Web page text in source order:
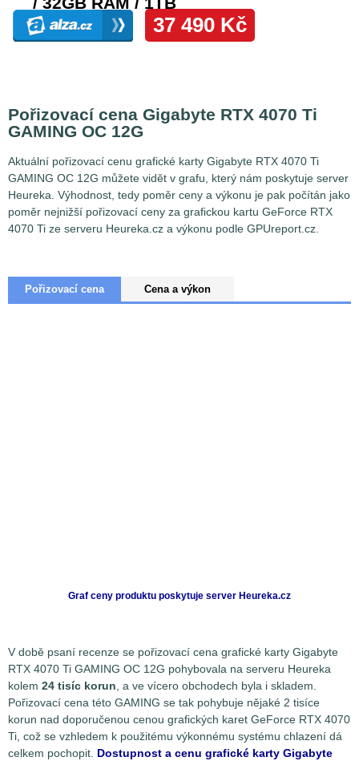
Pořizovací cena Gigabyte RTX 4070 Ti
GAMING OC 12G
Aktuální pořizovací cenu grafické karty Gigabyte RTX 4070 Ti
GAMING OC 12G můžete vidět v grafu, který nám poskytuje server
Heureka. Výhodnost, tedy poměr ceny a výkonu je pak počítán jako
poměr nejnižší pořizovací ceny za grafickou kartu GeForce RTX
4070 Ti ze serveru Heureka.cz a výkonu podle GPUreport.cz.
Pořizovací cena Cena a výkon
Graf ceny produktu poskytuje server Heureka.cz
V době psaní recenze se pořizovací cena grafické karty Gigabyte
RTX 4070 Ti GAMING OC 12G pohybovala na serveru Heureka
kolem 24 tisíc korun , a ve vícero obchodech byla i skladem.
Pořizovací cena této GAMING se tak pohybuje nějaké 2 tisíce
korun nad doporučenou cenou grafických karet GeForce RTX 4070
Ti, což se vzhledem k použitému výkonnému systému chlazení dá
celkem pochopit. Dostupnost a cenu grafické karty Gigabyte